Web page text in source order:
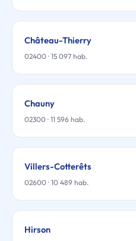
Château-Thierry
02400 · 15 097 hab.
Chauny
02300 · 11 596 hab.
Villers-Cotterêts
02600 · 10 489 hab.
Hirson